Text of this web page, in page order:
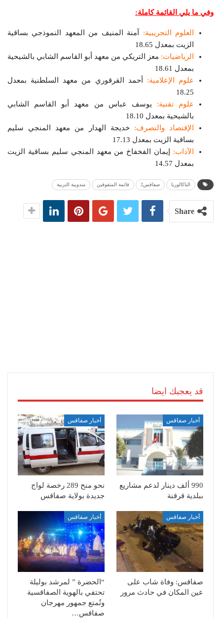
وفي ما يلي القائمة كاملة:
العلوم التجريبية: آمنة المنيف من المعهد النموذجي بساقية
الزيت بمعدل 18.65
الرياضيات: معز التريكي من معهد أبو القاسم الشابي بالشيحية
بمعدل 18.61
علوم الإعلامية: أحمد القرقوري من معهد السلطنية بمعدل
18.25
علوم تقنية: يوسف عباس من معهد أبو القاسم الشابي
بالشيحية بمعدل 18.10
الإقتصاد والتصرف: خديجة الهدار من معهد المنجي سليم
بساقية الزيت بمعدل 17.13
الآداب: إيمان الفخفاخ من معهد المنجي سليم بساقية الزيت
بمعدل 14.57
الباكالوريا صفاقس2 قائمة المتفوقين مندوبية التربية
Share
قد يعجبك ايضا
أخبار صفاقس
990 ألف دينار لدعم مشاريع
ببلدية قرقنة
أخبار صفاقس
نحو منح 289 رخصة لواج
جديدة بولاية صفاقس
أخبار صفاقس
صفاقس: وفاة شاب على
عين المكان في حادث مرور
أخبار صفاقس
“الحضرة ” لمرشد بوليلة
تحتفي بالهوية الصفاقسية
وتُمتع جمهور مهرجان
صفاقس…